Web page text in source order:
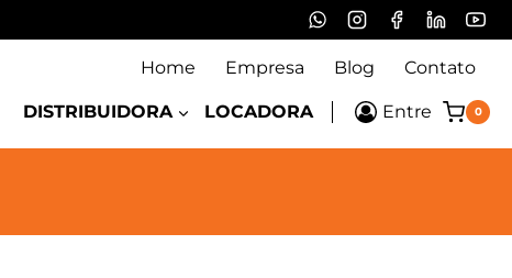
Home Empresa Blog Contato
DISTRIBUIDORA LOCADORA Entre 0